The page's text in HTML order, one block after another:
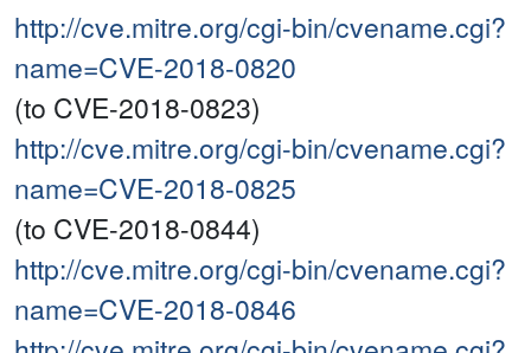
http://cve.mitre.org/cgi-bin/cvename.cgi?
name=CVE-2018-0820
(to CVE-2018-0823)
http://cve.mitre.org/cgi-bin/cvename.cgi?
name=CVE-2018-0825
(to CVE-2018-0844)
http://cve.mitre.org/cgi-bin/cvename.cgi?
name=CVE-2018-0846